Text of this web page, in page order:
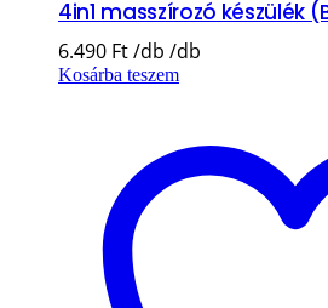
4in1 masszírozó készülék
6.490 Ft
Kosárba teszem